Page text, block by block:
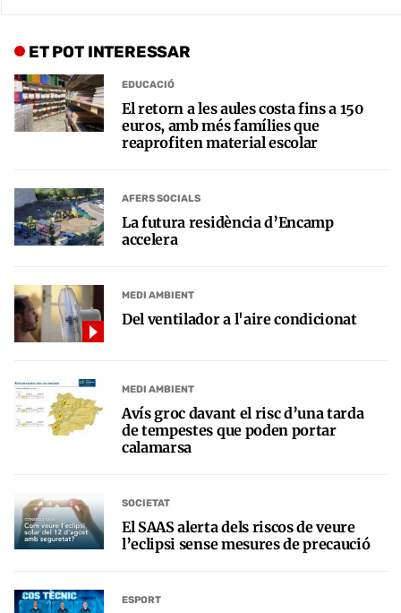
ET POT INTERESSAR
EDUCACIÓ
El retorn a les aules costa fins a 150
euros, amb més famílies que
reaprofiten material escolar
AFERS SOCIALS
La futura residència d’Encamp
accelera
MEDI AMBIENT
Del ventilador a l'aire condicionat
MEDI AMBIENT
Avís groc davant el risc d’una tarda
de tempestes que poden portar
calamarsa
SOCIETAT
El SAAS alerta dels riscos de veure
l’eclipsi sense mesures de precaució
ESPORT